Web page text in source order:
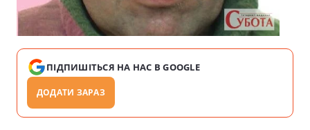
ПІДПИШІТЬСЯ НА НАС В GOOGLE
ДОДАТИ ЗАРАЗ